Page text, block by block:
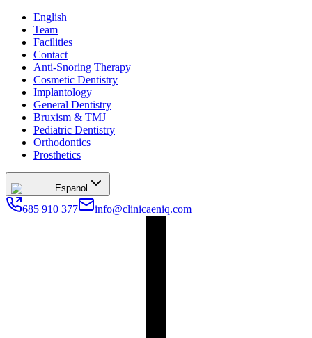
English
Team
Facilities
Contact
Anti-Snoring Therapy
Cosmetic Dentistry
Implantology
General Dentistry
Bruxism & TMJ
Pediatric Dentistry
Orthodontics
Prosthetics
Espanol
685 910 377 info@clinicaeniq.com